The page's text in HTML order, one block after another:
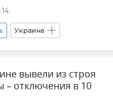
Украина
Взрыв В мире
Киев Киевская область
вывели из строя
– отключения в 10